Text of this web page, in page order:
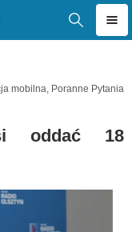
mobilna, Poranne Pytania
oddać 18